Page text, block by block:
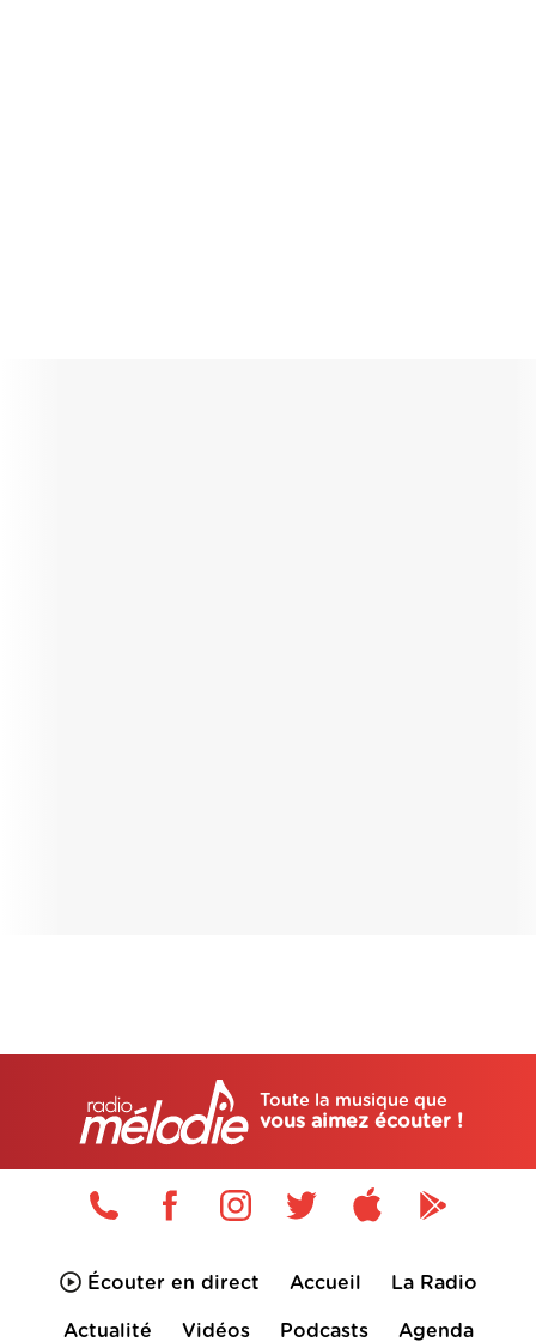
Toute la musique que
vous aimez écouter !
Écouter en direct Accueil La Radio
Actualité Vidéos Podcasts Agenda